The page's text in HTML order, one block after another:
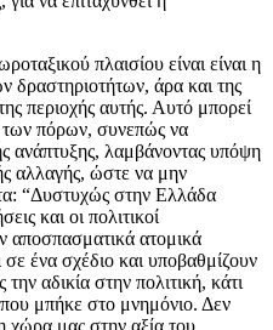
πλαισίου είναι είναι η
δραστηριοτήτων, άρα και της
περιοχής αυτής. Αυτό μπορεί
των πόρων, συνεπώς να
ανάπτυξης, λαμβάνοντας υπόψη
αλλαγής, ώστε να μην
“Δυστυχώς στην Ελλάδα
και οι πολιτικοί
αποσπασματικά ατομικά
ένα σχέδιο και υποβαθμίζουν
αδικία στην πολιτική, κάτι
μπήκε στο μνημόνιο. Δεν
χώρα μας στην αξία του